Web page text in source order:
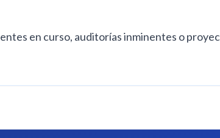
en curso, auditorías inminentes o